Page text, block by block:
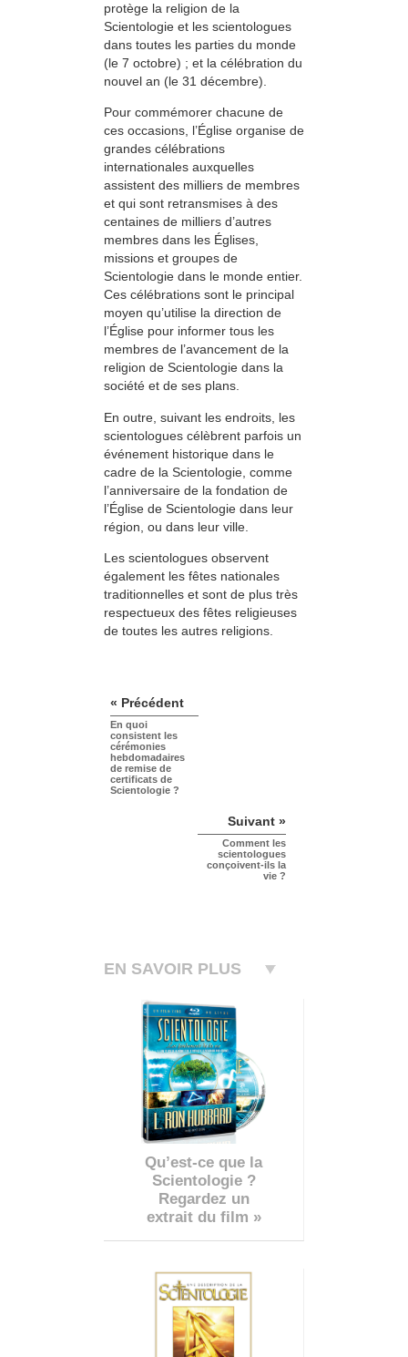
protège la religion de la
Scientologie et les scientologues
dans toutes les parties du monde
(le 7 octobre) ; et la célébration du
nouvel an (le 31 décembre).
Pour commémorer chacune de
ces occasions, l’Église organise de
grandes célébrations
internationales auxquelles
assistent des milliers de membres
et qui sont retransmises à des
centaines de milliers d’autres
membres dans les Églises,
missions et groupes de
Scientologie dans le monde entier.
Ces célébrations sont le principal
moyen qu’utilise la direction de
l’Église pour informer tous les
membres de l’avancement de la
religion de Scientologie dans la
société et de ses plans.
En outre, suivant les endroits, les
scientologues célèbrent parfois un
événement historique dans le
cadre de la Scientologie, comme
l’anniversaire de la fondation de
l’Église de Scientologie dans leur
région, ou dans leur ville.
Les scientologues observent
également les fêtes nationales
traditionnelles et sont de plus très
respectueux des fêtes religieuses
de toutes les autres religions.
« Précédent
En quoi
consistent les
cérémonies
hebdomadaires
de remise de
certificats de
Scientologie ?
Suivant »
Comment les
scientologues
conçoivent-ils la
vie ?
EN SAVOIR PLUS
Qu’est-ce que la
Scientologie ?
Regardez un
extrait du film »